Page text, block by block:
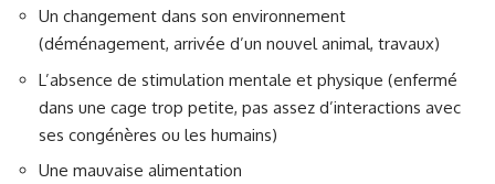
Un changement dans son environnement
(déménagement, arrivée d’un nouvel animal, travaux)
L’absence de stimulation mentale et physique (enfermé
dans une cage trop petite, pas assez d’interactions avec
ses congénères ou les humains)
Une mauvaise alimentation